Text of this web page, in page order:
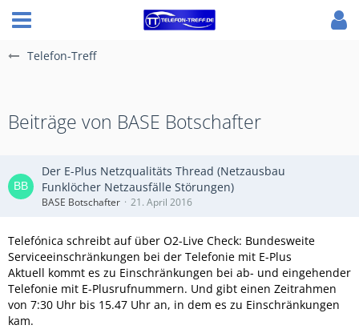
Telefon-Treff
Beiträge von BASE Botschafter
Der E-Plus Netzqualitäts Thread (Netzausbau
Funklöcher Netzausfälle Störungen)
BASE Botschafter 21. April 2016
Telefónica schreibt auf über O2-Live Check: Bundesweite
Serviceeinschränkungen bei der Telefonie mit E-Plus
Aktuell kommt es zu Einschränkungen bei ab- und eingehender
Telefonie mit E-Plusrufnummern. Und gibt einen Zeitrahmen
von 7:30 Uhr bis 15.47 Uhr an, in dem es zu Einschränkungen
kam.